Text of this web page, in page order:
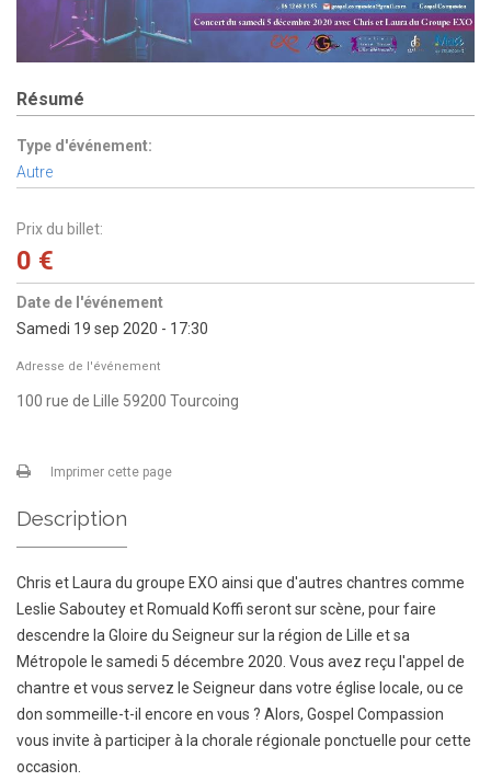
Résumé
Type d'événement:
Autre
Prix du billet:
0 €
Date de l'événement
Samedi 19 sep 2020 - 17:30
Adresse de l'événement
100 rue de Lille 59200 Tourcoing
Imprimer cette page
Description
Chris et Laura du groupe EXO ainsi que d'autres chantres comme
Leslie Saboutey et Romuald Koffi seront sur scène, pour faire
descendre la Gloire du Seigneur sur la région de Lille et sa
Métropole le samedi 5 décembre 2020. Vous avez reçu l'appel de
chantre et vous servez le Seigneur dans votre église locale, ou ce
don sommeille-t-il encore en vous ? Alors, Gospel Compassion
vous invite à participer à la chorale régionale ponctuelle pour cette
occasion.